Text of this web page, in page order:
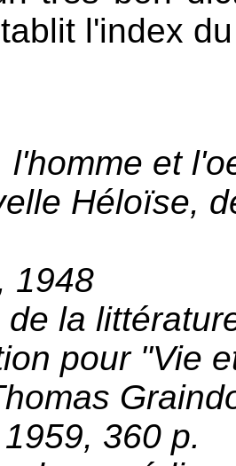
l'index
l'homme et
Héloïse,
1948
de la
pour "Vie
360 p.